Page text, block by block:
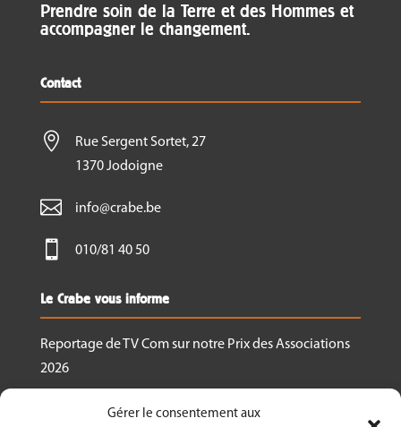
Gérer le consentement aux
Prendre soin de la Terre et des Hommes et
accompagner le changement.
Contact

Rue Sergent Sortet, 27
1370 Jodoigne
 info@crabe.be
 010/81 40 50
Le Crabe vous informe
Reportage de TV Com sur notre Prix des Associations
2026